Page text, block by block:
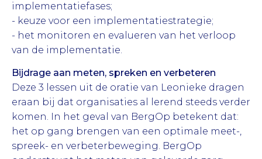
implementatiefases;
- keuze voor een implementatiestrategie;
- het monitoren en evalueren van het verloop
van de implementatie.
Bijdrage aan meten, spreken en verbeteren
Deze 3 lessen uit de oratie van Leonieke dragen
eraan bij dat organisaties al lerend steeds verder
komen. In het geval van BergOp betekent dat:
het op gang brengen van een optimale meet-,
spreek- en verbeterbeweging. BergOp